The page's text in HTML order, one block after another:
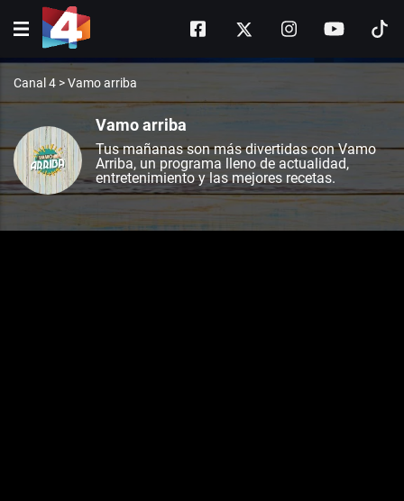
Canal 4 >Vamo arriba
Vamo arriba
Tus mañanas son más divertidas con Vamo
Arriba, un programa lleno de actualidad,
entretenimiento y las mejores recetas.